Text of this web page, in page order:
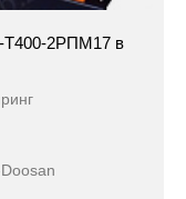
Т400-2РПМ17 в